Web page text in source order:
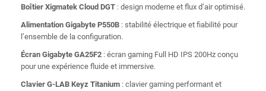
Boîtier Xigmatek Cloud DGT : design moderne et flux d’air optimisé.
Alimentation Gigabyte P550B : stabilité électrique et fiabilité pour
l’ensemble de la configuration.
Écran Gigabyte GA25F2 : écran gaming Full HD IPS 200Hz conçu
pour une expérience fluide et immersive.
Clavier G-LAB Keyz Titanium : clavier gaming performant et